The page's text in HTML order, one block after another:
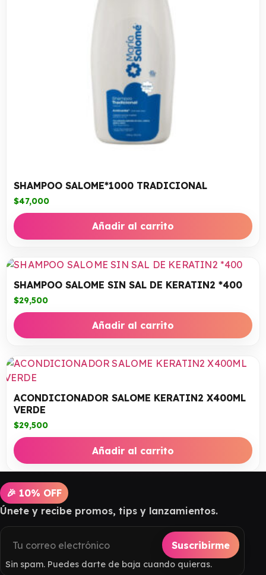
SHAMPOO SALOME*1000 TRADICIONAL
$47,000
Añadir al carrito
SHAMPOO SALOME SIN SAL DE KERATIN2 *400
$29,500
Añadir al carrito
ACONDICIONADOR SALOME KERATIN2 X400ML
VERDE
$29,500
Añadir al carrito
🎉 10% OFF
Únete y recibe promos, tips y lanzamientos.
Suscribirme
Sin spam. Puedes darte de baja cuando quieras.